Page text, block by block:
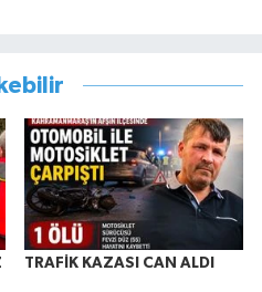
TRAFİK KAZASI CAN ALDI